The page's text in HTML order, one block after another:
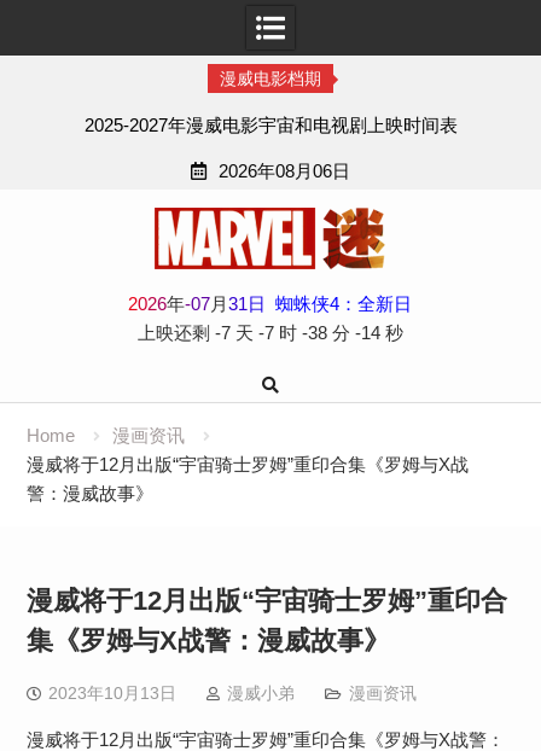
漫威电影档期
2025-2027年漫威电影宇宙和电视剧上映时间表
2026年08月06日
2026年-07月31日
蜘蛛侠4：全新日
上映还剩 -7 天 -7 时 -38 分 -16 秒
Home
漫画资讯
漫威将于12月出版“宇宙骑士罗姆”重印合集《罗姆与X战
警：漫威故事》
漫威将于12月出版“宇宙骑士罗姆”重印合
集《罗姆与X战警：漫威故事》
2023年10月13日 漫威小弟 漫画资讯
漫威将于12月出版“宇宙骑士罗姆”重印合集《罗姆与X战警：